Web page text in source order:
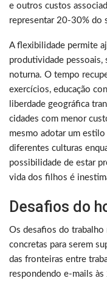
e outros custos
representar 20-30% do
A flexibilidade permite
produtividade pessoais,
noturna. O tempo
exercícios, educação
liberdade geográfica
cidades com menor
mesmo adotar um
diferentes culturas
possibilidade de estar
vida dos filhos é
Desafios do
Os desafios do trabalho
concretas para serem
das fronteiras entre
respondendo e-mails